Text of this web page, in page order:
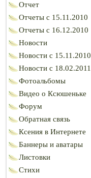
Отчет
Отчеты c 15.11.2010
Отчеты с 16.12.2010
Новости
Новости с 15.11.2010
Новости с 18.02.2011
Фотоальбомы
Видео о Ксюшеньке
Форум
Обратная связь
Ксения в Интернете
Баннеры и аватары
Листовки
Стихи